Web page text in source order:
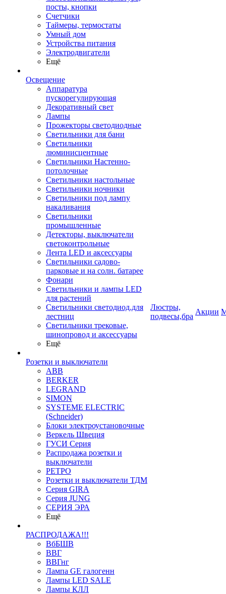
посты, кнопки
Счетчики
Таймеры, термостаты
Умный дом
Устройства питания
Электродвигатели
Ещё
Освещение
Аппаратура
пускорегулирующая
Декоративный свет
Лампы
Прожекторы светодиодные
Светильники для бани
Светильники
люминисцентные
Светильники Настенно-
потолочные
Светильники настольные
Светильники ночники
Светильники под лампу
накаливания
Светильники
промышленные
Детекторы, выключатели
светоконтрольные
Лента LED и аксессуары
Светильники садово-
парковые и на солн. батарее
Фонари
Светильники и лампы LED
для растений
Светильники светодиод.для
лестниц
Светильники трековые,
шинопровод и аксессуары
Ещё
Розетки и выключатели
ABB
BERKER
LEGRAND
SIMON
SYSTEME ELECTRIC
(Schneider)
Блоки электроустановочные
Веркель Швеция
ГУСИ Серия
Распродажа розетки и
выключатели
РЕТРО
Розетки и выключатели ТДМ
Серия GIRA
Серия JUNG
СЕРИЯ ЭРА
Ещё
РАСПРОДАЖА!!!
ВбБШВ
ВВГ
ВВГнг
Лампа GE галогенн
Лампы LED SALE
Лампы КЛЛ
Люстры,
подвесы,бра
Акции